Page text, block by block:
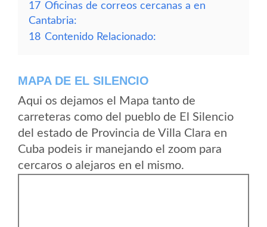
17 Oficinas de correos cercanas a en
Cantabria:
18 Contenido Relacionado:
MAPA DE EL SILENCIO
Aqui os dejamos el Mapa tanto de
carreteras como del pueblo de El Silencio
del estado de Provincia de Villa Clara en
Cuba podeis ir manejando el zoom para
cercaros o alejaros en el mismo.